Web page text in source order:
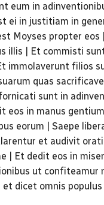
eum in
in justitiam in
Moyses propter eos
illis | Et commisti
immolaverunt filios
quas
sunt in
in manus
eorum | Saepe
et audivit
Et dedit eos in
ut
et dicet omnis